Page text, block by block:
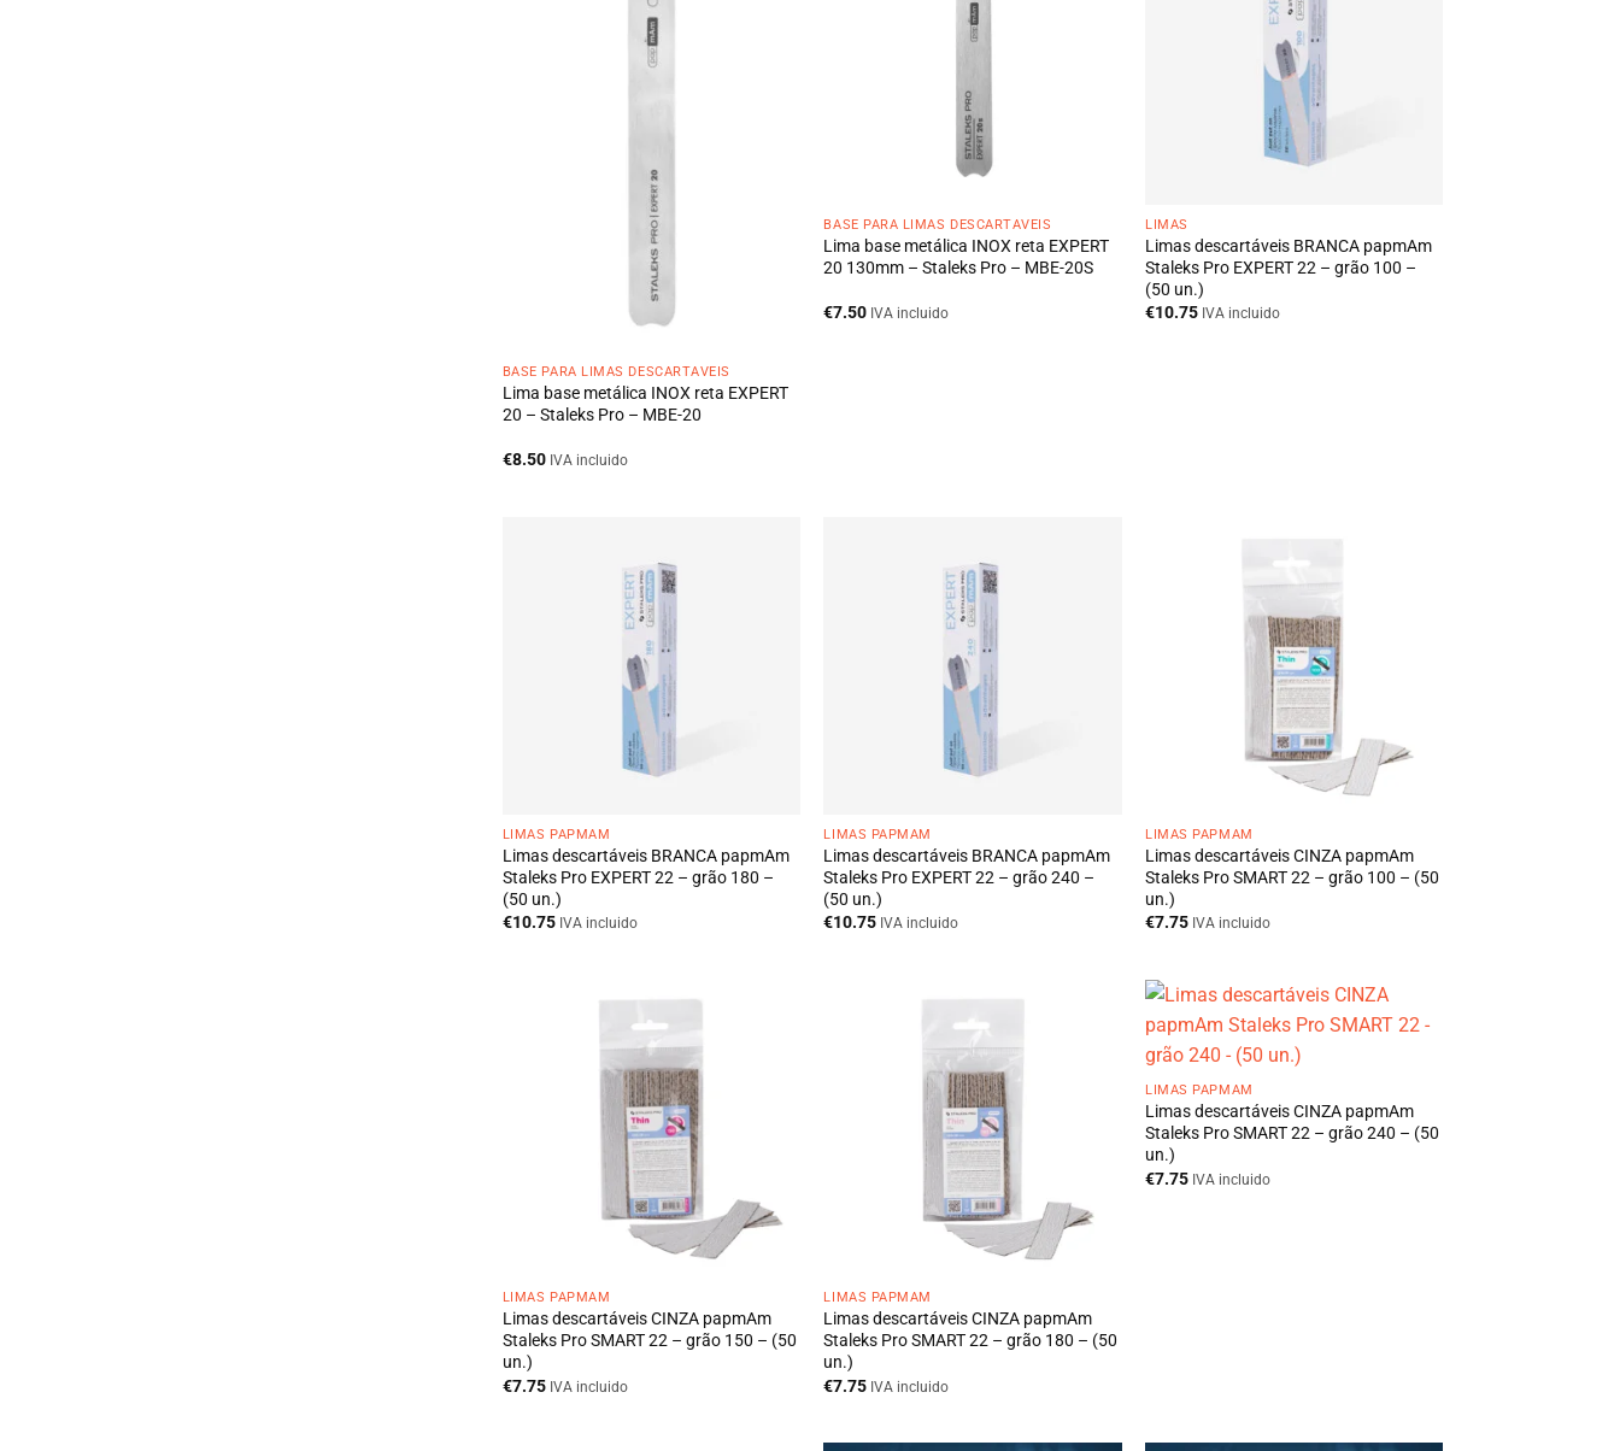
BASE PARA LIMAS DESCARTÁVEIS
Lima base metálica INOX reta EXPERT
20 – Staleks Pro – MBE-20
€8.50 IVA incluido
BASE PARA LIMAS DESCARTÁVEIS
Lima base metálica INOX reta EXPERT
20 130mm – Staleks Pro – MBE-20S
€7.50 IVA incluido
LIMAS
Limas descartáveis BRANCA papmAm
Staleks Pro EXPERT 22 – grão 100 –
(50 un.)
€10.75 IVA incluido
LIMAS PAPMAM
Limas descartáveis BRANCA papmAm
Staleks Pro EXPERT 22 – grão 180 –
(50 un.)
€10.75 IVA incluido
LIMAS PAPMAM
Limas descartáveis BRANCA papmAm
Staleks Pro EXPERT 22 – grão 240 –
(50 un.)
€10.75 IVA incluido
LIMAS PAPMAM
Limas descartáveis CINZA papmAm
Staleks Pro SMART 22 – grão 100 – (50
un.)
€7.75 IVA incluido
LIMAS PAPMAM
Limas descartáveis CINZA papmAm
Staleks Pro SMART 22 – grão 150 – (50
un.)
€7.75 IVA incluido
LIMAS PAPMAM
Limas descartáveis CINZA papmAm
Staleks Pro SMART 22 – grão 180 – (50
un.)
€7.75 IVA incluido
LIMAS PAPMAM
Limas descartáveis CINZA papmAm
Staleks Pro SMART 22 – grão 240 – (50
un.)
€7.75 IVA incluido